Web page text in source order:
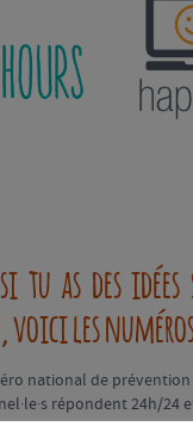
as des idées
les
national de prévention
répondent 24h/24